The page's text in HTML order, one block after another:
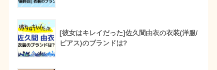
[彼女はキレイだった]佐久間由衣の衣装(洋服/
ピアス)のブランドは?